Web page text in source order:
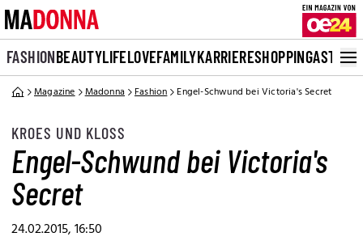
FASHIONBEAUTYLIFELOVEFAMILYKARRIERESHOPPINGASTRO
Magazine Madonna Fashion Engel-Schwund bei Victoria's Secret
KROES UND KLOSS
Engel-Schwund bei Victoria's
Secret
24.02.2015, 16:50